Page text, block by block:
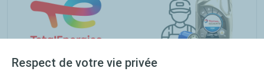
Respect de votre vie privée